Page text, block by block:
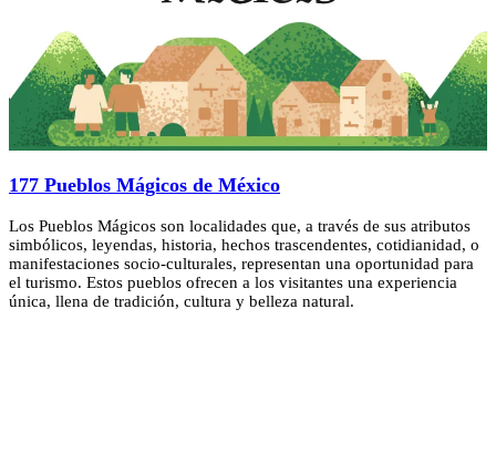
177 Pueblos Mágicos de México
Los Pueblos Mágicos son localidades que, a través de sus atributos
simbólicos, leyendas, historia, hechos trascendentes, cotidianidad, o
manifestaciones socio-culturales, representan una oportunidad para
el turismo. Estos pueblos ofrecen a los visitantes una experiencia
única, llena de tradición, cultura y belleza natural.